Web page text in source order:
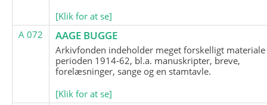
[Klik for at se]
A 072
AAGE BUGGE
Arkivfonden indeholder meget forskelligt
perioden 1914-62, bl.a. manuskripter, breve,
forelæsninger, sange og en stamtavle.
[Klik for at se]